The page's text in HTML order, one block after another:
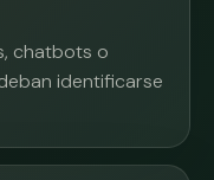
chatbots o
identificarse